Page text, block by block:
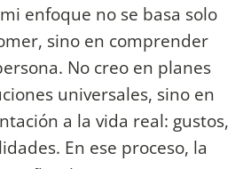
enfoque no se basa solo
sino en comprender
No creo en planes
universales, sino en
a la vida real: gustos,
En ese proceso, la